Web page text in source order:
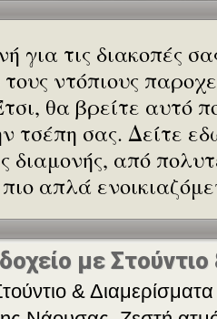
για τις διακοπές
ντόπιους
θα βρείτε αυτό
τσέπη σας. Δείτε
από
απλά
με
&